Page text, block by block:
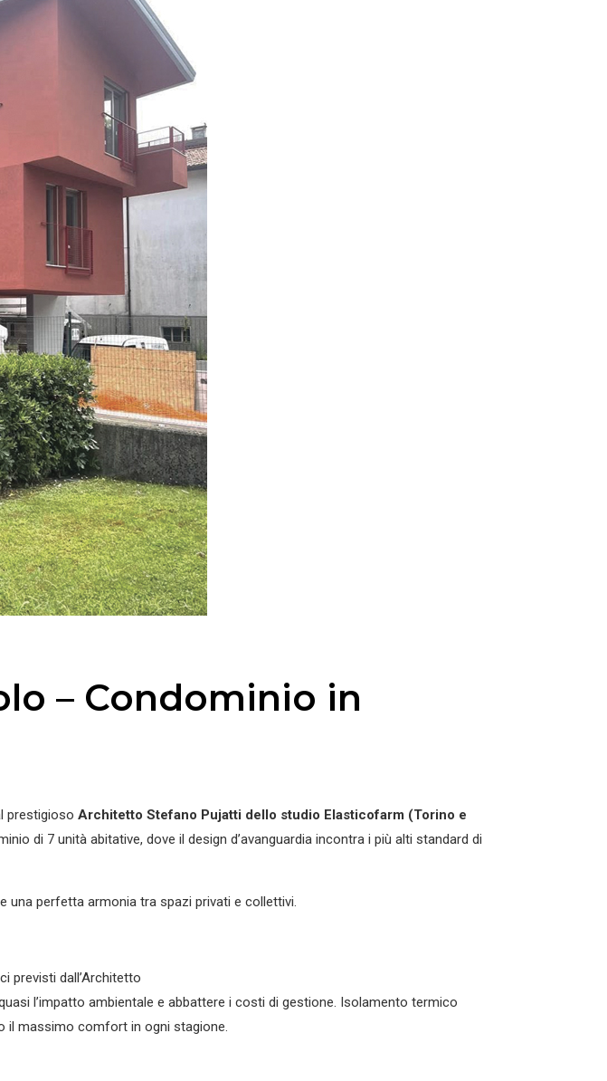
– Condominio in
prestigioso Architetto Stefano Pujatti dello studio Elasticofarm (Torino e
di 7 unità abitative, dove il design d’avanguardia incontra i più alti standard di
una perfetta armonia tra spazi privati e collettivi.
previsti dall’Architetto
l’impatto ambientale e abbattere i costi di gestione. Isolamento termico
il massimo comfort in ogni stagione.